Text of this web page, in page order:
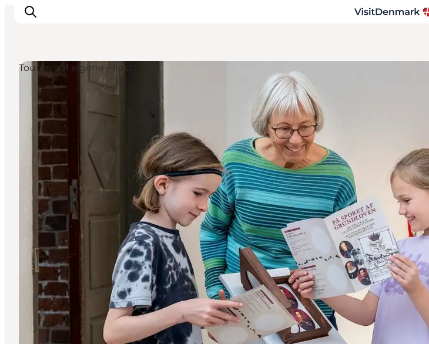
Inspiration
Regionen
Erlebnisse
Unterkünfte
Reiseplanung
Touren auf eigene Faust